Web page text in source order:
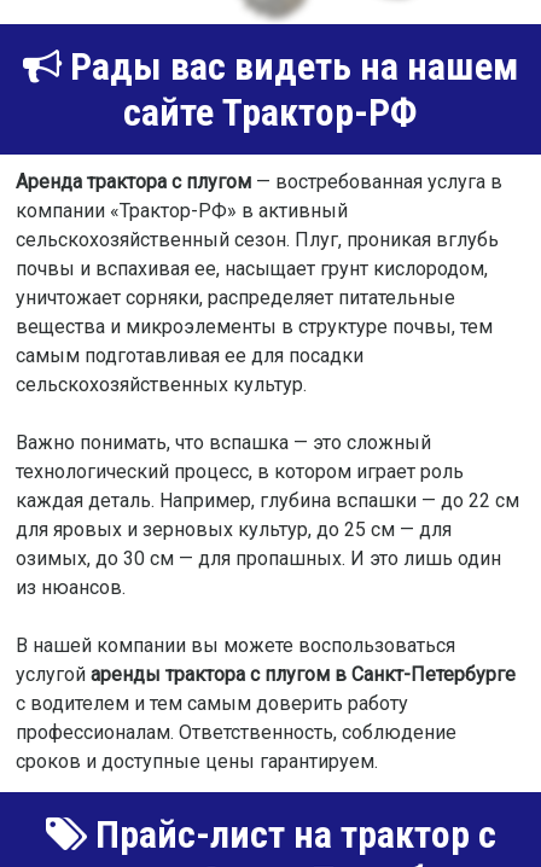
Рады вас видеть на нашем
сайте Трактор-РФ
Аренда трактора с плугом— востребованная услуга в
компании «Трактор-РФ» в активный
сельскохозяйственный сезон. Плуг, проникая вглубь
почвы и вспахивая ее, насыщает грунт кислородом,
уничтожает сорняки, распределяет питательные
вещества и микроэлементы в структуре почвы, тем
самым подготавливая ее для посадки
сельскохозяйственных культур.
Важно понимать, что вспашка — это сложный
технологический процесс, в котором играет роль
каждая деталь. Например, глубина вспашки — до 22 см
для яровых и зерновых культур, до 25 см — для
озимых, до 30 см — для пропашных. И это лишь один
из нюансов.
В нашей компании вы можете воспользоваться
услугой аренды трактора с плугом в Санкт-Петербурге
с водителем и тем самым доверить работу
профессионалам. Ответственность, соблюдение
сроков и доступные цены гарантируем.
Прайс-лист на трактор с